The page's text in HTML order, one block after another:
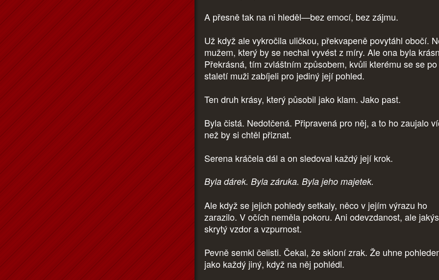
A přesně tak na ni hleděl—bez emocí, bez zájmu.
Už když ale vykročila uličkou, překvapeně povytáhl obočí.
mužem, který by se nechal vyvést z míry. Ale ona byla
Překrásná, tím zvláštním způsobem, kvůli kterému se se po
staletí muži zabíjeli pro jediný její pohled.
Ten druh krásy, který působil jako klam. Jako past.
Byla čistá. Nedotčená. Připravená pro něj, a to ho zaujalo
než by si chtěl přiznat.
Serena kráčela dál a on sledoval každý její krok.
Byla dárek. Byla záruka. Byla jeho majetek.
Ale když se jejich pohledy setkaly, něco v jejím výrazu ho
zarazilo. V očích neměla pokoru. Ani odevzdanost, ale
skrytý vzdor a vzpurnost.
Pevně semkl čelisti. Čekal, že skloní zrak. Že uhne
jako každý jiný, když na něj pohlédl.